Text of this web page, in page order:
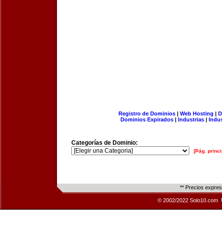
Registro de Dominios| Web Hosting |
Dominios Expirados | Industrias |
Categorías de Dominio:
[Pág.
** Precios
© 2002/2022 Solo10.com